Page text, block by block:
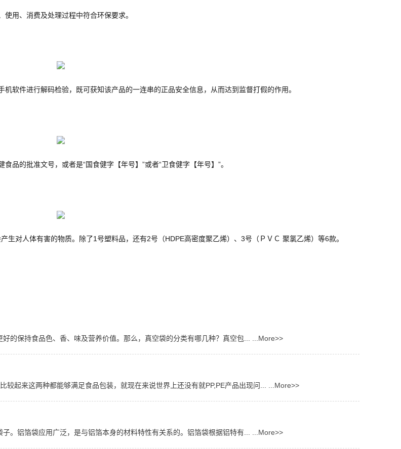
用、消费及处理过程中符合环保要求。
件进行解码检验，既可获知该产品的一连串的正品安全信息，从而达到监督打假的作用。
的批准文号，或者是“国食健字【年号】”或者“卫食健字【年号】”。
人体有害的物质。除了1号塑料品，还有2号（HDPE高密度聚乙烯）、3号（ＰＶＣ 聚氯乙烯）等6款。
的保持食品色、香、味及营养价值。那么，真空袋的分类有哪几种？真空包... ...More>>
起来这两种都能够满足食品包装，就现在来说世界上还没有就PP,PE产品出现问... ...More>>
。铝箔袋应用广泛，是与铝箔本身的材料特性有关系的。铝箔袋根据铝特有... ...More>>